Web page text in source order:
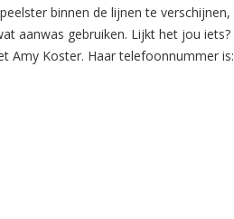
binnen de lijnen te verschijnen,
aanwas gebruiken. Lijkt het jou iets?
Amy Koster. Haar telefoonnummer is: